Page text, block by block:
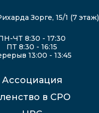
Зорге, 15/1 (7 этаж)
ЧТ 8:30 - 17:30
ПТ 8:30 - 16:15
13:00 - 13:45
Ассоциация
в СРО